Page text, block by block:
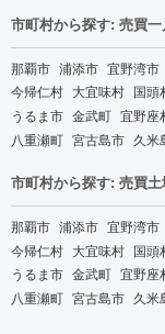
市町村から探す: 売買一
那覇市 浦添市 宜野湾市
今帰仁村 大宜味村 国頭
うるま市 金武町 宜野座
八重瀬町 宮古島市 久米
市町村から探す: 売買
那覇市 浦添市 宜野湾市
今帰仁村 大宜味村 国頭
うるま市 金武町 宜野座
八重瀬町 宮古島市 久米